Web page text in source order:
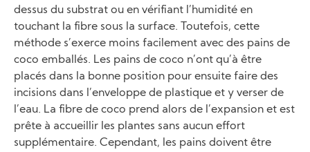
dessus du substrat ou en vérifiant l’humidité en
touchant la fibre sous la surface. Toutefois, cette
méthode s’exerce moins facilement avec des pains de
coco emballés. Les pains de coco n’ont qu’à être
placés dans la bonne position pour ensuite faire des
incisions dans l’enveloppe de plastique et y verser de
l’eau. La fibre de coco prend alors de l’expansion et est
prête à accueillir les plantes sans aucun effort
supplémentaire. Cependant, les pains doivent être